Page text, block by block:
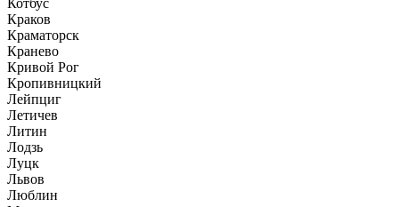
Котбус
Краков
Краматорск
Кранево
Кривой Рог
Кропивницкий
Лейпциг
Летичев
Литин
Лодзь
Луцк
Львов
Люблин